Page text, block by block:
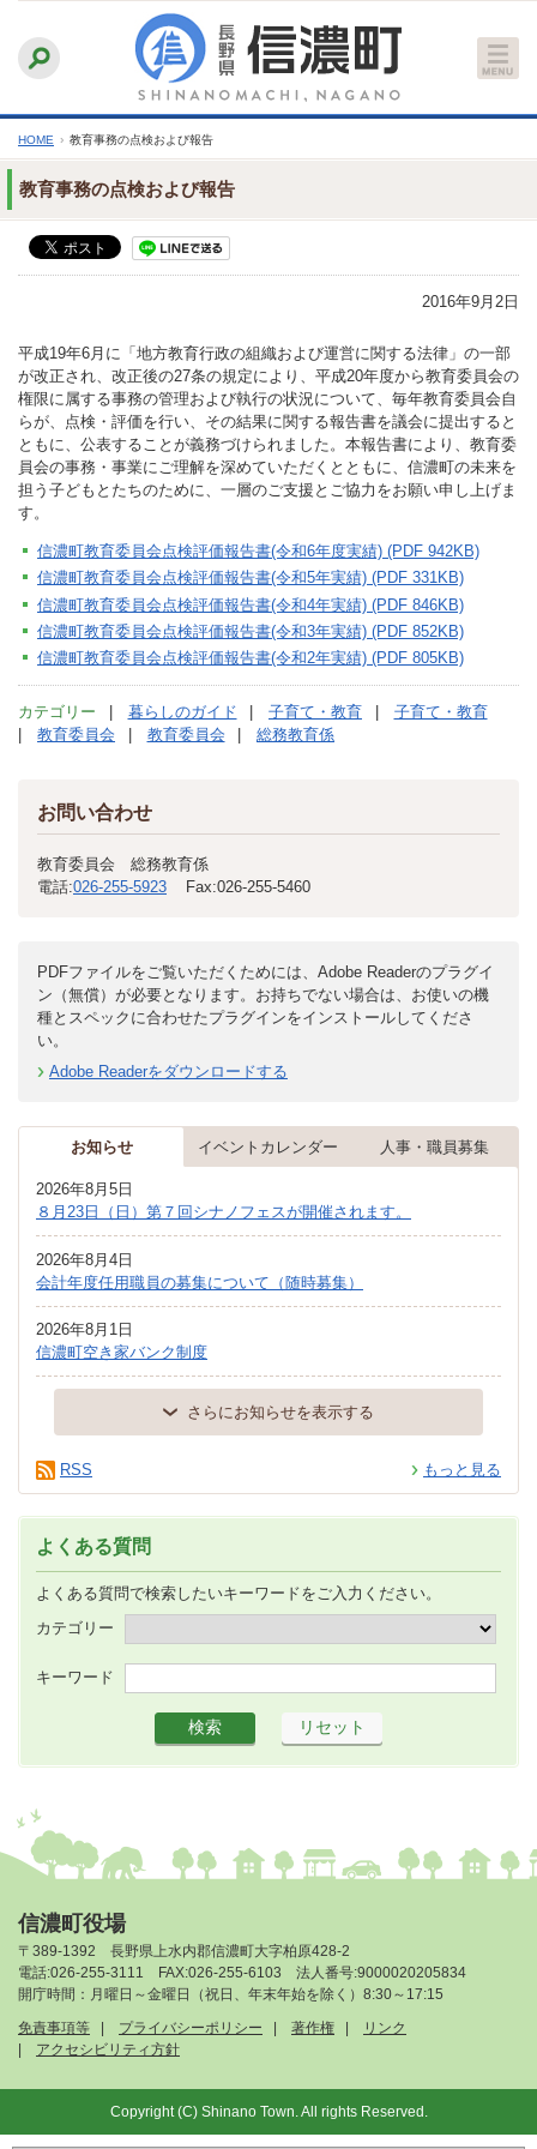
文
へ
ふりがなをつける
文字サイズ
縮小 標準 拡大
HOME › 教育事務の点検および報告
教育事務の点検および報告
2016年9月2日
平成19年6月に「地方教育行政の組織および運営に関する法律」の一部
が改正され、改正後の27条の規定により、平成20年度から教育委員会の
権限に属する事務の管理および執行の状況について、毎年教育委員会自
らが、点検・評価を行い、その結果に関する報告書を議会に提出すると
ともに、公表することが義務づけられました。本報告書により、教育委
員会の事務・事業にご理解を深めていただくとともに、信濃町の未来を
担う子どもとたちのために、一層のご支援とご協力をお願い申し上げま
す。
信濃町教育委員会点検評価報告書(令和6年度実績) (PDF 942KB)
信濃町教育委員会点検評価報告書(令和5年実績) (PDF 331KB)
信濃町教育委員会点検評価報告書(令和4年実績) (PDF 846KB)
信濃町教育委員会点検評価報告書(令和3年実績) (PDF 852KB)
信濃町教育委員会点検評価報告書(令和2年実績) (PDF 805KB)
カテゴリー 暮らしのガイド 子育て・教育
子育て・教育
教育委員会
教育委員会 総務教育係
お問い合わせ
教育委員会 総務教育係
電話:026-255-5923 Fax:026-255-5460
PDFファイルをご覧いただくためには、Adobe Readerのプラグイ
ン（無償）が必要となります。お持ちでない場合は、お使いの機
種とスペックに合わせたプラグインをインストールしてくださ
い。
Adobe Readerをダウンロードする
お知らせ イベントカレンダー 人事・職員募集
2026年8月5日
８月23日（日）第７回シナノフェスが開催されます。
2026年8月4日
会計年度任用職員の募集について（随時募集）
2026年8月1日
信濃町空き家バンク制度
さらにお知らせを表示する
もっと見る
RSS
よくある質問
よくある質問で検索したいキーワードをご入力ください。
カテゴリー
キーワード
信濃町役場
〒389-1392 長野県上水内郡信濃町大字柏原428-2
電話:026-255-3111 FAX:026-255-6103 法人番号:9000020205834
開庁時間：月曜日～金曜日（祝日、年末年始を除く）8:30～17:15
免責事項等
プライバシーポリシー 著作権
リンク
アクセシビリティ方針
Copyright (C) Shinano Town. All rights Reserved.